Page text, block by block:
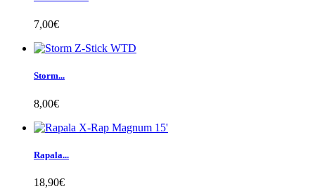
7,00€
Storm...
8,00€
Rapala...
18,90€